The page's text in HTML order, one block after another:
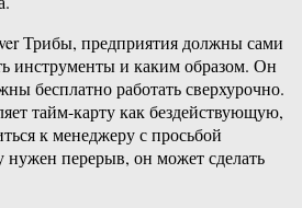
Трибы, предприятия должны сами
инструменты и каким образом. Он
бесплатно работать сверхурочно.
тайм-карту как бездействующую,
к менеджеру с просьбой
нужен перерыв, он может сделать